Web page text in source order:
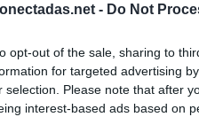
- Do Not
opt-out of the sale, sharing to
for targeted advertising
selection. Please note that after
interest-based ads based on